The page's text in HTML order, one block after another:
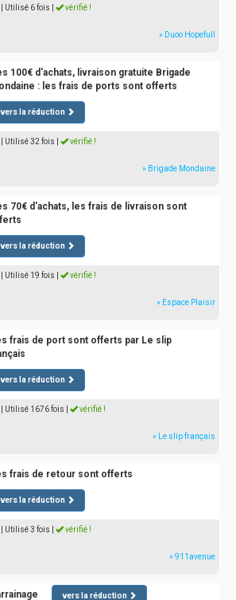
| Utilisé 6 fois vérifié !
» Duoo Hopefull
100€ d'achats, livraison gratuite Brigade
: les frais de ports sont offerts
vers la réduction
| Utilisé 32 fois vérifié !
» Brigade Mondaine
70€ d'achats, les frais de livraison sont
vers la réduction
| Utilisé 19 fois vérifié !
» Espace Plaisir
frais de port sont offerts par Le slip
vers la réduction
| Utilisé 1676 fois vérifié !
» Le slip français
frais de retour sont offerts
vers la réduction
| Utilisé 3 fois vérifié !
» 911avenue
vers la réduction